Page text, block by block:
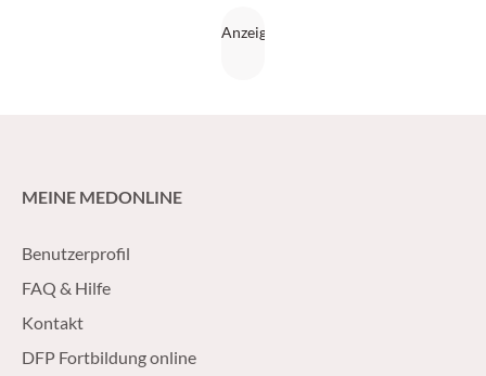
MEINE MEDONLINE
Benutzerprofil
FAQ & Hilfe
Kontakt
DFP Fortbildung online